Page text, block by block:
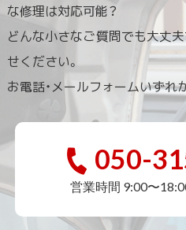
な修理は対応可能？
どんな小さなご質問でも大丈
せください。
お電話・メールフォームいずれ
050-
営業時間 9:00〜